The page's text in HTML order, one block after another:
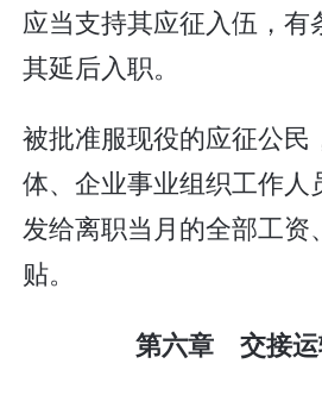
应当支持其应征入伍，有
其延后入职。
被批准服现役的应征公民
体、企业事业组织工作人
发给离职当月的全部工资
贴。
第六章 交接运